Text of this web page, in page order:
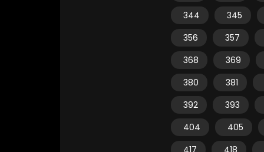
344
345
356
357
368
369
380
381
392
393
404
405